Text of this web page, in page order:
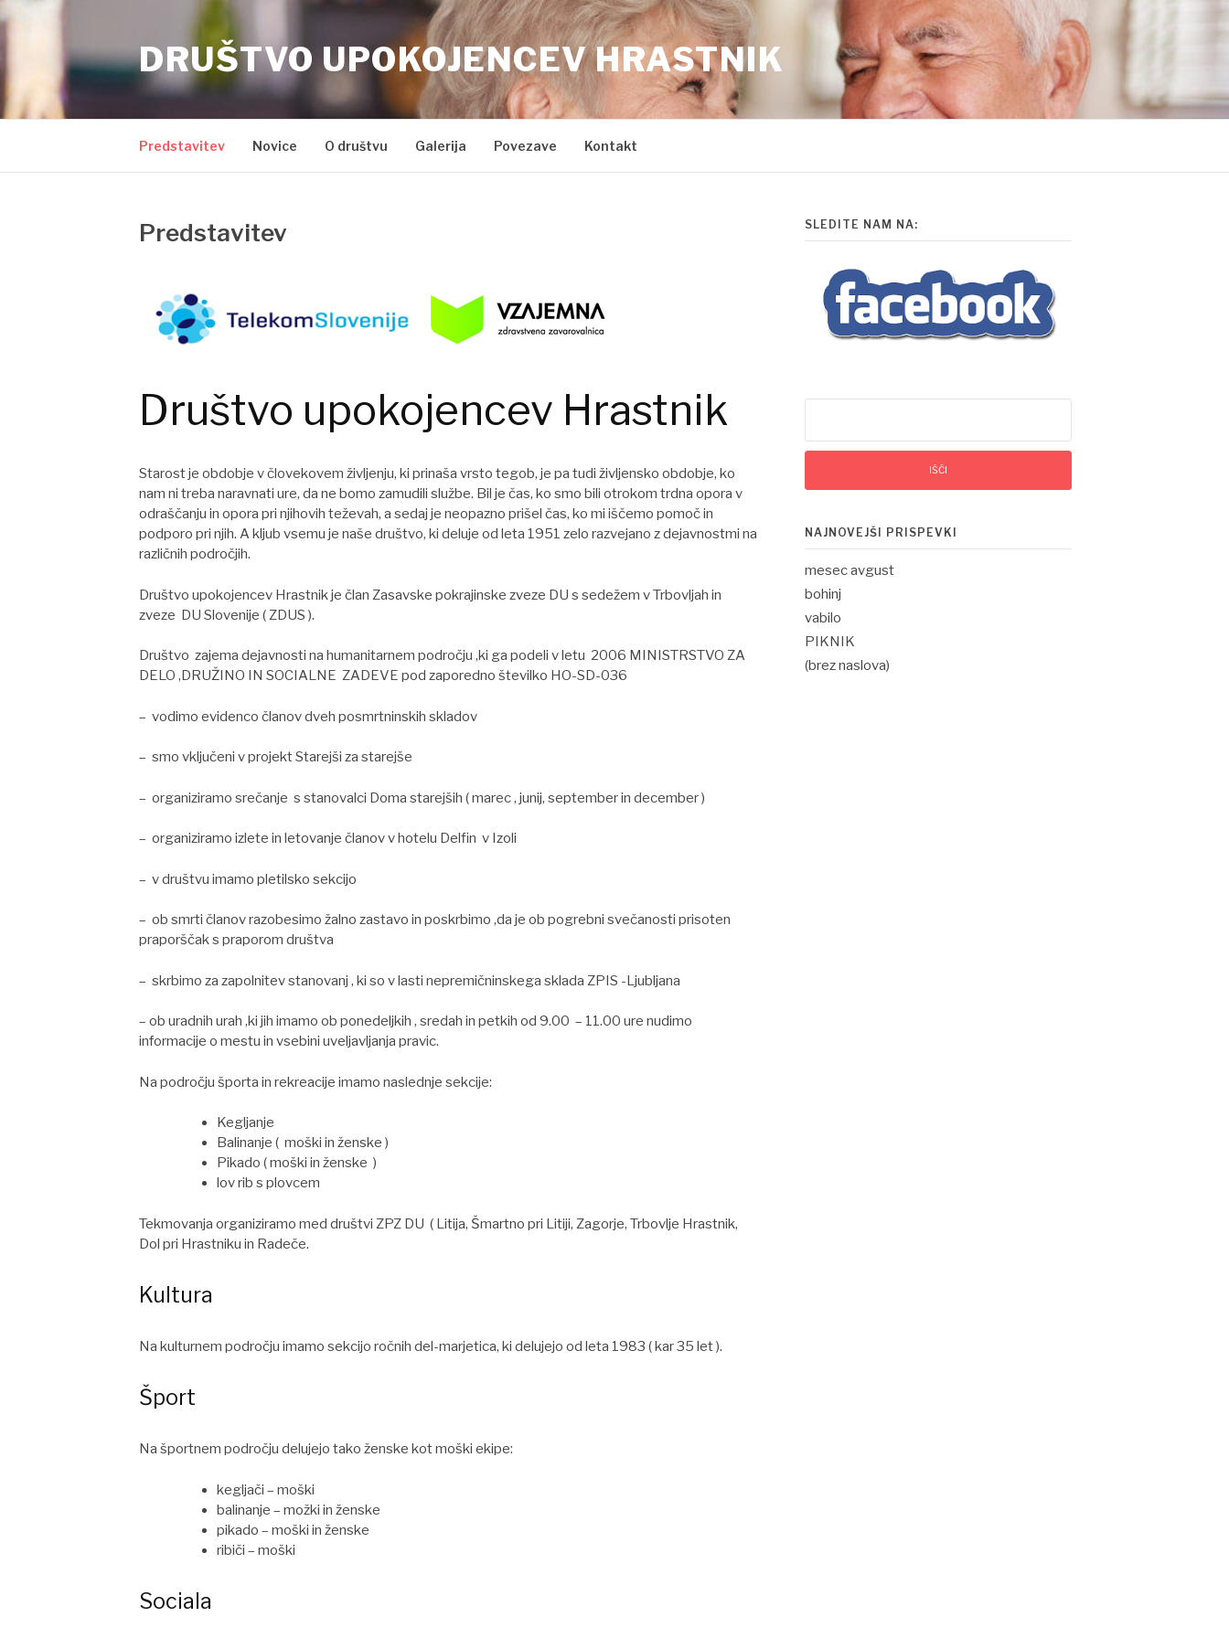
DRUŠTVO UPOKOJENCEV HRASTNIK
Predstavitev Novice O društvu Galerija Povezave Kontakt
Predstavitev
Društvo upokojencev Hrastnik
Starost je obdobje v človekovem življenju, ki prinaša vrsto tegob, je pa tudi življensko obdobje, ko
nam ni treba naravnati ure, da ne bomo zamudili službe. Bil je čas, ko smo bili otrokom trdna opora v
odraščanju in opora pri njihovih teževah, a sedaj je neopazno prišel čas, ko mi iščemo pomoč in
podporo pri njih. A kljub vsemu je naše društvo, ki deluje od leta 1951 zelo razvejano z dejavnostmi na
različnih področjih.
Društvo upokojencev Hrastnik je član Zasavske pokrajinske zveze DU s sedežem v Trbovljah in
zveze DU Slovenije ( ZDUS ).
Društvo zajema dejavnosti na humanitarnem področju ,ki ga podeli v letu 2006 MINISTRSTVO ZA
DELO ,DRUŽINO IN SOCIALNE ZADEVE pod zaporedno številko HO-SD-036
– vodimo evidenco članov dveh posmrtninskih skladov
– smo vključeni v projekt Starejši za starejše
– organiziramo srečanje s stanovalci Doma starejših ( marec , junij, september in december )
– organiziramo izlete in letovanje članov v hotelu Delfin v Izoli
– v društvu imamo pletilsko sekcijo
– ob smrti članov razobesimo žalno zastavo in poskrbimo ,da je ob pogrebni svečanosti prisoten
praporščak s praporom društva
– skrbimo za zapolnitev stanovanj , ki so v lasti nepremičninskega sklada ZPIS -Ljubljana
– ob uradnih urah ,ki jih imamo ob ponedeljkih , sredah in petkih od 9.00 – 11.00 ure nudimo
informacije o mestu in vsebini uveljavljanja pravic.
Na področju športa in rekreacije imamo naslednje sekcije:
Kegljanje
Balinanje ( moški in ženske )
Pikado ( moški in ženske )
lov rib s plovcem
Tekmovanja organiziramo med društvi ZPZ DU ( Litija, Šmartno pri Litiji, Zagorje, Trbovlje Hrastnik,
Dol pri Hrastniku in Radeče.
Kultura
Na kulturnem področju imamo sekcijo ročnih del-marjetica, ki delujejo od leta 1983 ( kar 35 let ).
Šport
Na športnem področju delujejo tako ženske kot moški ekipe:
kegljači – moški
balinanje – možki in ženske
pikado – moški in ženske
ribiči – moški
Sociala
SLEDITE NAM NA:
NAJNOVEJŠI PRISPEVKI
mesec avgust
bohinj
vabilo
PIKNIK
(brez naslova)